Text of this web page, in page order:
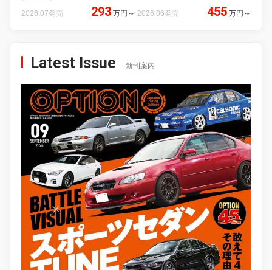
2026.07発売 293 万円 ～ 2026.06発売 455 万円 ～
Latest Issue 新刊案内